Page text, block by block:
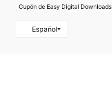
Cupón de Easy Digital Downloads